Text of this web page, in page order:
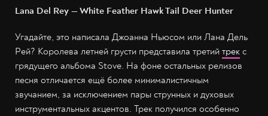
Lana Del Rey — White Feather Hawk Tail Deer Hunter
Угадайте, это написала Джоанна Ньюсом или Лана Дель
Рей? Королева летней грусти представила третий трек с
грядущего альбома Stove. На фоне остальных релизов
песня отличается ещё более минималистичным
звучанием, за исключением пары струнных и духовых
инструментальных акцентов. Трек получился особенно